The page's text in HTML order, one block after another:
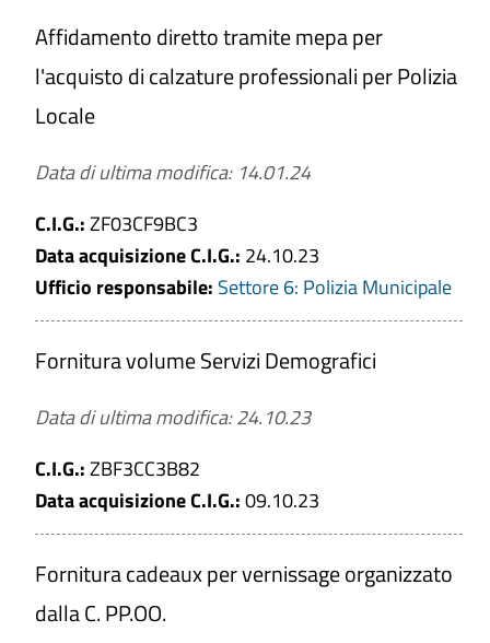
Data acquisizione C.I.G.
Da
Gara deserta
PULISCI
Affidamento diretto tramite mepa per
l'acquisto di calzature professionali per Polizia
Locale
Data di ultima modifica: 14.01.24
C.I.G.:ZF03CF9BC3
Data acquisizione C.I.G.: 24.10.23
Ufficio responsabile: Settore 6: Polizia Municipale
Fornitura volume Servizi Demografici
Data di ultima modifica: 24.10.23
C.I.G.:ZBF3CC3B82
Data acquisizione C.I.G.:09.10.23
Fornitura cadeaux per vernissage organizzato
dalla C. PP.OO.